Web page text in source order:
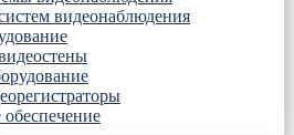
видеонаблюдения